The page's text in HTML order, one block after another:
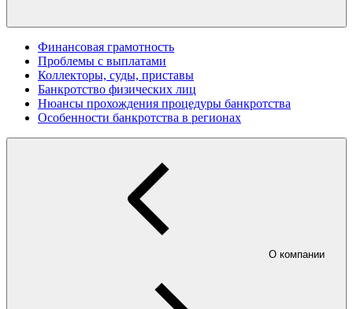
Финансовая грамотность
Проблемы с выплатами
Коллекторы, суды, приставы
Банкротство физических лиц
Нюансы прохождения процедуры банкротства
Особенности банкротства в регионах
О компании